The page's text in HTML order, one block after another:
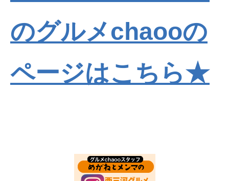
のグルメchaooの
ページはこちら★